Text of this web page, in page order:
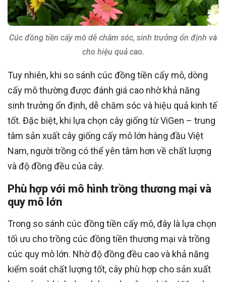
Cúc đồng tiền cấy mô dễ chăm sóc, sinh trưởng ổn định và
cho hiệu quả cao.
Tuy nhiên, khi so sánh cúc đồng tiền cấy mô, dòng
cấy mô thường được đánh giá cao nhờ khả năng
sinh trưởng ổn định, dễ chăm sóc và hiệu quả kinh tế
tốt. Đặc biệt, khi lựa chọn cây giống từ ViGen – trung
tâm sản xuất cây giống cấy mô lớn hàng đầu Việt
Nam, người trồng có thể yên tâm hơn về chất lượng
và độ đồng đều của cây.
Phù hợp với mô hình trồng thương mại và
quy mô lớn
Trong so sánh cúc đồng tiền cấy mô, đây là lựa chọn
tối ưu cho trồng cúc đồng tiền thương mại và trồng
cúc quy mô lớn. Nhờ độ đồng đều cao và khả năng
kiểm soát chất lượng tốt, cây phù hợp cho sản xuất